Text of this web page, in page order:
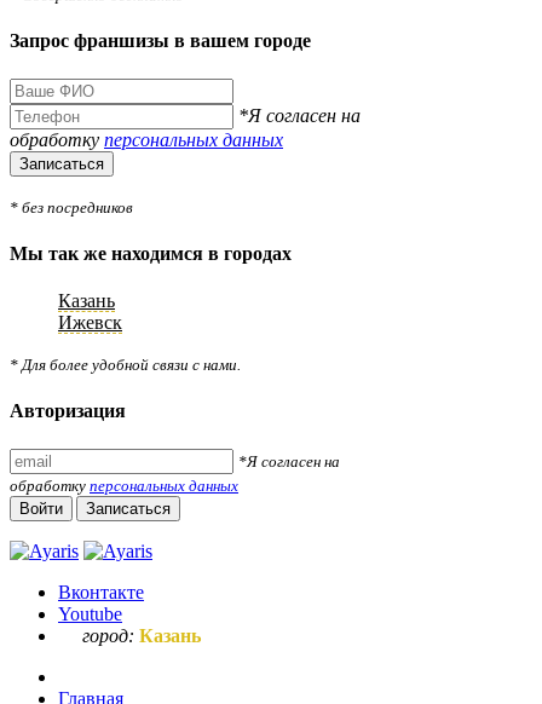
Запрос франшизы в вашем городе
*Я согласен на
обработку персональных данных
Записаться
* без посредников
Мы так же находимся в городах
Казань
Ижевск
* Для более удобной связи с нами.
Авторизация
*Я согласен на
обработку персональных данных
Войти
Записаться
Вконтакте
Youtube
город: Казань
Главная